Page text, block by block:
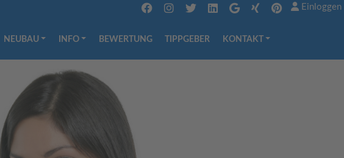
Einloggen
NEUBAU INFO BEWERTUNG TIPPGEBER KONTAKT